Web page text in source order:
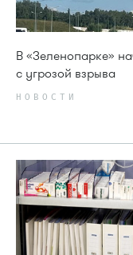
В «Зеленопарке»
с угрозой взрыва
НОВОСТИ